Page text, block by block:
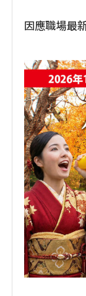
因應職場最